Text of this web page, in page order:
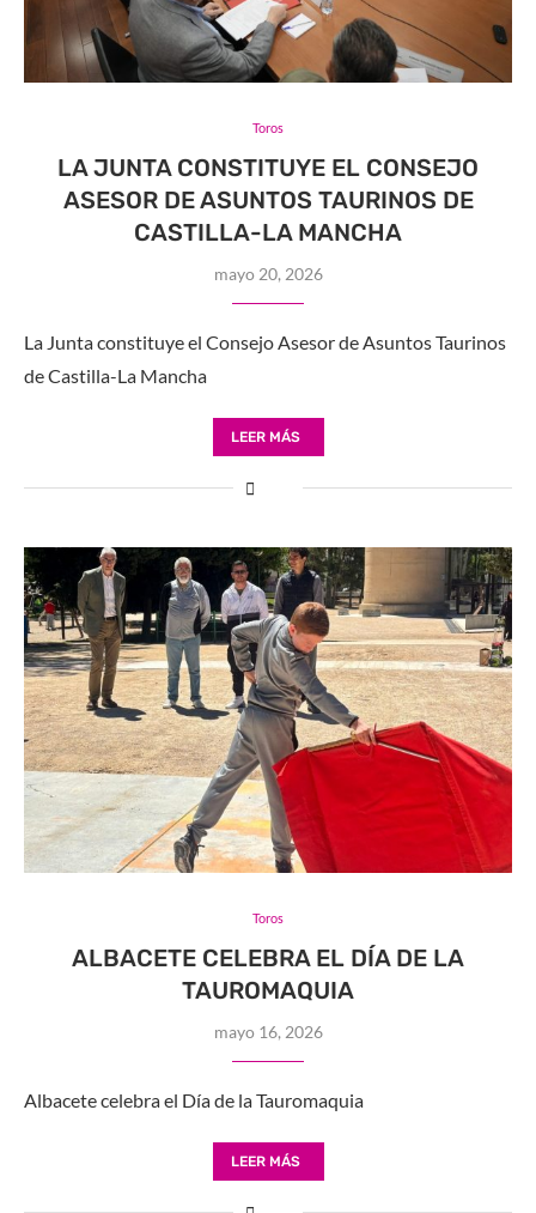
Toros
LA JUNTA CONSTITUYE EL CONSEJO
ASESOR DE ASUNTOS TAURINOS DE
CASTILLA-LA MANCHA
mayo 20, 2026
La Junta constituye el Consejo Asesor de Asuntos Taurinos
de Castilla-La Mancha
LEER MÁS
Toros
ALBACETE CELEBRA EL DÍA DE LA
TAUROMAQUIA
mayo 16, 2026
Albacete celebra el Día de la Tauromaquia
LEER MÁS